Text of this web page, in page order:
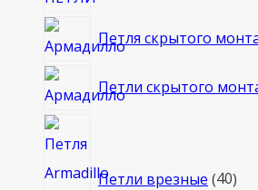
Петля скрытого
Петли скрытого
Петли врезные 40